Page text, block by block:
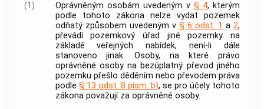
(1) Oprávněným osobám uvedeným v § 4, kterým
podle tohoto zákona nelze vydat pozemek
odňatý způsobem uvedeným v § 6 odst. 1 a2,
převádí pozemkový úřad jiné pozemky na
základě veřejných nabídek, není-li dále
stanoveno jinak. Osoby, na které právo
oprávněné osobyna bezúplatný převod jiného
pozemku přešlo děděním nebo převodem práva
podle § 13 odst. 8 písm. b), se pro účely tohoto
zákona považují za oprávněné osoby.